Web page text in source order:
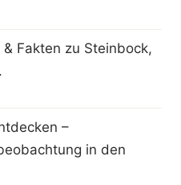
Fakten zu Steinbock,
–
in den